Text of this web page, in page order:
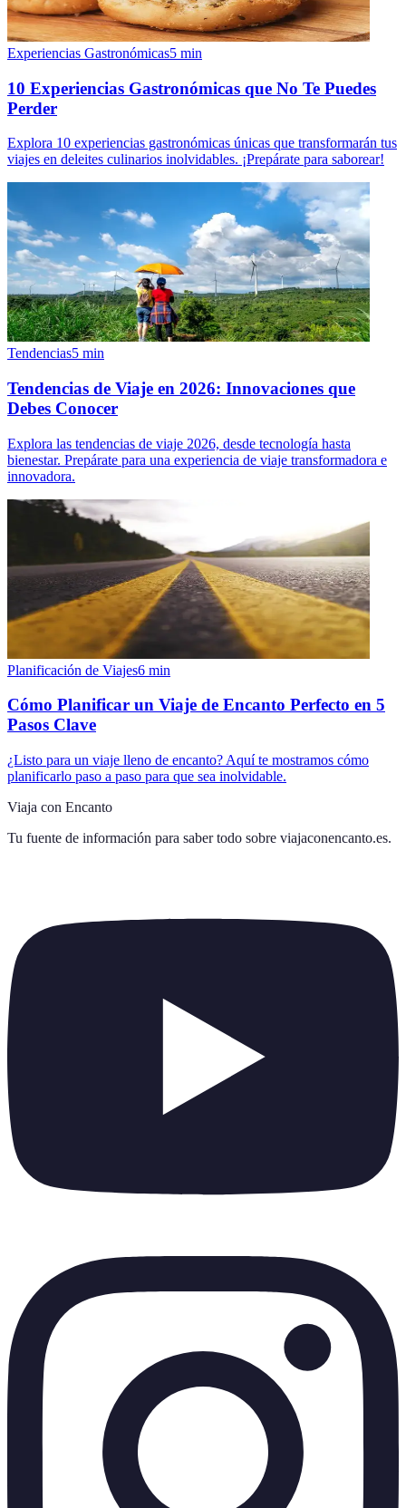
Experiencias Gastronómicas5 min
10 Experiencias Gastronómicas que No Te Puedes
Perder
Explora 10 experiencias gastronómicas únicas que transformarán tus
viajes en deleites culinarios inolvidables. ¡Prepárate para saborear!
Tendencias5 min
Tendencias de Viaje en 2026: Innovaciones que
Debes Conocer
Explora las tendencias de viaje 2026, desde tecnología hasta
bienestar. Prepárate para una experiencia de viaje transformadora e
innovadora.
Planificación de Viajes6 min
Cómo Planificar un Viaje de Encanto Perfecto en 5
Pasos Clave
¿Listo para un viaje lleno de encanto? Aquí te mostramos cómo
planificarlo paso a paso para que sea inolvidable.
Viaja con Encanto
Tu fuente de información para saber todo sobre viajaconencanto.es.